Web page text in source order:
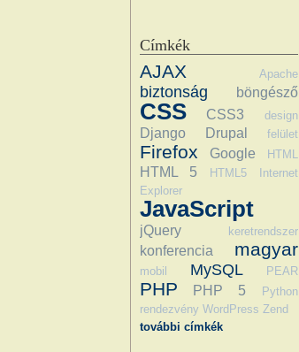
Címkék
AJAX Apache
biztonság böngésző
CSS CSS3 design
Django Drupal felület
Firefox Google HTML
HTML 5 HTML5
Internet
Explorer
JavaScript
jQuery keretrendszer
konferencia magyar
mobil MySQL PEAR
PHP PHP 5
Python
rendezvény WordPress Zend
további címkék